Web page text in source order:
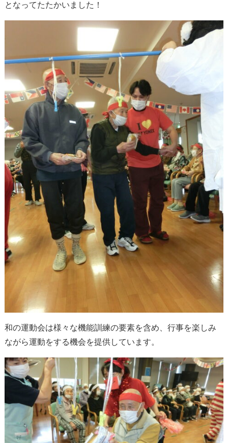
となってたたかいました！
和の運動会は様々な機能訓練の要素を含め、行事を楽しみ
ながら運動をする機会を提供しています。